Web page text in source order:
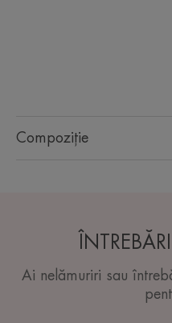
Compoziție
Ai nelămuriri sau